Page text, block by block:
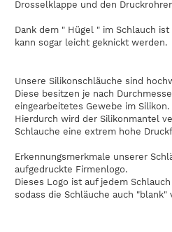
Drosselklappe und den
Dank dem " Hügel " im Schlauch
kann sogar leicht geknickt werden.
Unsere Silikonschläuche sind
Diese besitzen je nach
eingearbeitetes Gewebe im Silikon.
Hierdurch wird der Silikonmantel
Schlauche eine extrem hohe
Erkennungsmerkmale unserer
aufgedruckte Firmenlogo.
Dieses Logo ist auf jedem
sodass die Schläuche auch